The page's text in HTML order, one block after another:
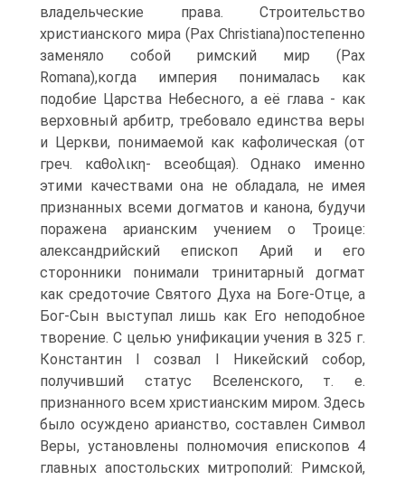
владель­ческие права. Строительство
христианского мира (Pax Christiana)постепенно
за­меняло собой римский мир (Pax
Romana),когда империя понималась как
подобие Царства Небесного, а её глава - как
верховный арбитр, требовало единства веры
и Церкви, понимаемой как кафолическая (от
греч. καθολικη- всеобщая). Однако именно
этими качествами она не обладала, не имея
признанных всеми догматов и канона, будучи
поражена арианским учением о Троице:
александрийский епископ Арий и его
сторонники понимали тринитарный догмат
как средоточие Святого Духа на Боге-Отце, а
Бог-Сын выступал лишь как Его неподобное
творение. С це­лью унификации учения в 325 г.
Константин I созвал I Никейский собор,
получив­ший статус Вселенского, т. е.
признанного всем христианским миром. Здесь
было осуждено арианство, составлен Символ
Веры, установлены полномочия епископов 4
главных апостольских митрополий: Римской,